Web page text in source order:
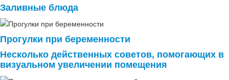
Заливные блюда
Прогулки при беременности
Несколько действенных советов, помогающих в
визуальном увеличении помещения